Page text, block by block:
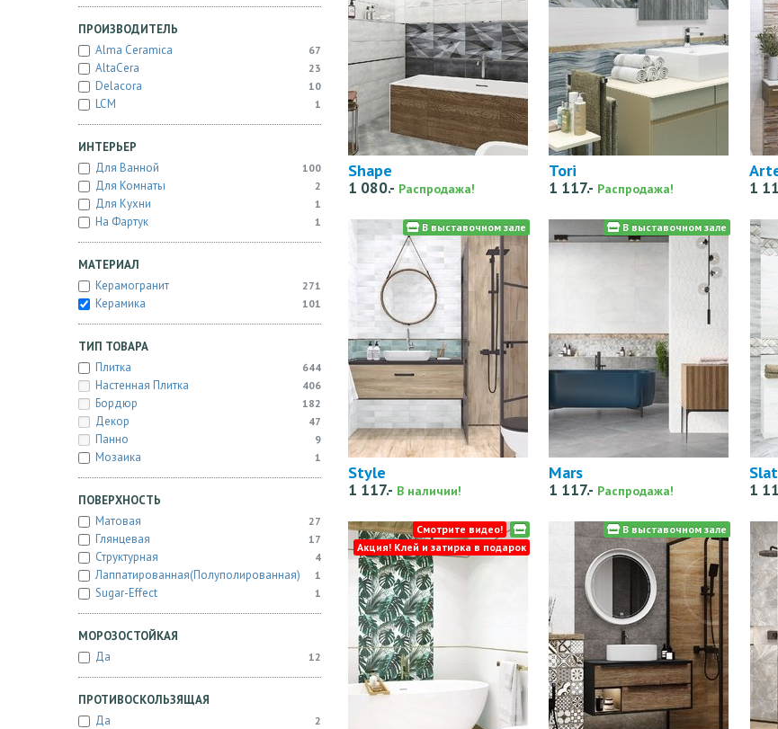
ПРОИЗВОДИТЕЛЬ
Alma Ceramica
67
AltaCera 23
Delacora 10
LCM 1
ИНТЕРЬЕР
Для Ванной
100
Для Комнаты 2
Для Кухни 1
На Фартук 1
МАТЕРИАЛ
Керамогранит
271
Керамика 101
ТИП ТОВАРА
Плитка
644
Настенная Плитка 406
Бордюр 182
Декор 47
Панно 9
Мозаика 1
ПОВЕРХНОСТЬ
Матовая
27
Глянцевая 17
Структурная 4
Лаппатированная(полуполированная) 1
Sugar-Effect 1
МОРОЗОСТОЙКАЯ
Да
12
ПРОТИВОСКОЛЬЗЯЩАЯ
Да
2
Shape
1 080.- Распродажа!
Tori
1 117.- Распродажа! 1
Style
1 117.- В наличии!
В выставочном зале
Mars
1 117.- Распродажа!
В выставочном зале
1
Смотрите видео!
Акция! Клей и затирка в подарок
В выставочном зале